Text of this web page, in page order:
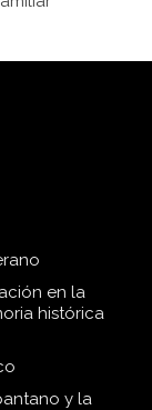
en la
histórica
y la